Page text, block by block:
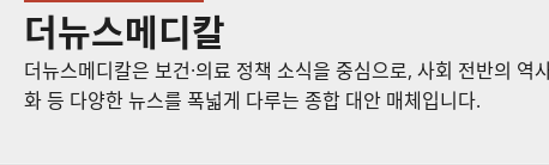
더뉴스메디칼
더뉴스메디칼은 보건·의료 정책 소식을 중심으로, 사회 전반의 역
화 등 다양한 뉴스를 폭넓게 다루는 종합 대안 매체입니다.